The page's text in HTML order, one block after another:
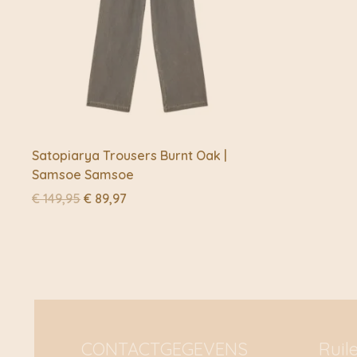
Satopiarya Trousers Burnt Oak |
Samsoe Samsoe
€149,95 Oorspronkelijke
€ 89,97
CONTACTGEGEVENS